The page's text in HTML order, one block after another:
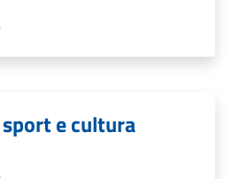
e cultura